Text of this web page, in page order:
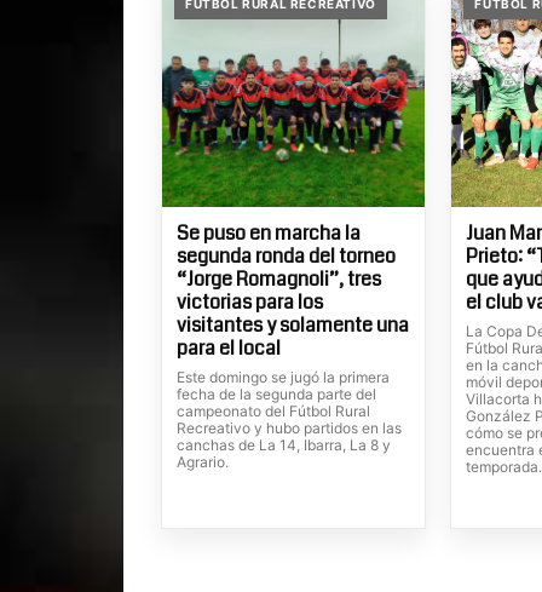
FÚTBOL RURAL RECREATIVO
Se puso en marcha la
segunda ronda del torneo
“Jorge Romagnoli”, tres
victorias para los
visitantes y solamente una
para el local
Este domingo se jugó la primera
fecha de la segunda parte del
campeonato del Fútbol Rural
Recreativo y hubo partidos en las
canchas de La 14, Ibarra, La 8 y
Agrario.
FÚTBOL
Juan
Prieto:
que
el club
La Copa
Fútbol
en la
móvil
Villacorta
González
cómo se
encuentra
temporada.